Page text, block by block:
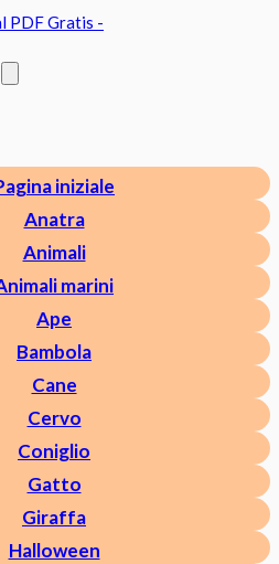
iniziale
Anatra
Animali
marini
Ape
Bambola
Cane
Cervo
Coniglio
Gatto
Giraffa
Halloween